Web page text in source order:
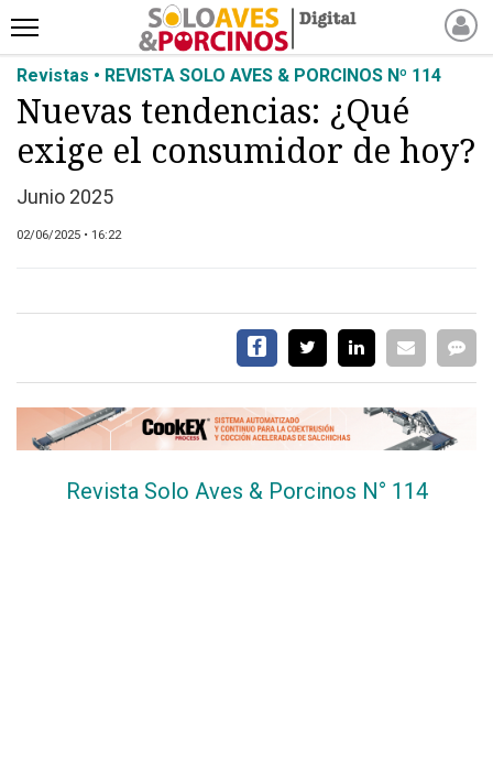
INICIO
NOTICIAS RECIENTES
NOTICIAS
PROCESO
NUEVOS PRODUCTOS
REVISTAS
EVENTOS Y
CAPACITACIONES
DIRECTORIO
Revistas • REVISTA SOLO AVES & PORCINOS Nº 114
Nuevas tendencias: ¿Qué
exige el consumidor de hoy?
Junio 2025
02/06/2025 • 16:22
Revista Solo Aves & Porcinos N° 114